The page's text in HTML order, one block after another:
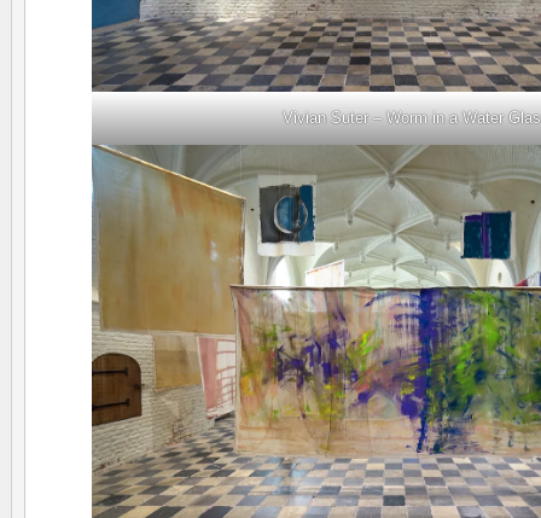
Vivian Suter – Worm in a Water